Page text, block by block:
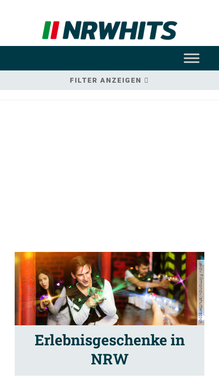
FILTER ANZEIGEN
Iakov Filimonov/shutterstock
Erlebnisgeschenke in
NRW